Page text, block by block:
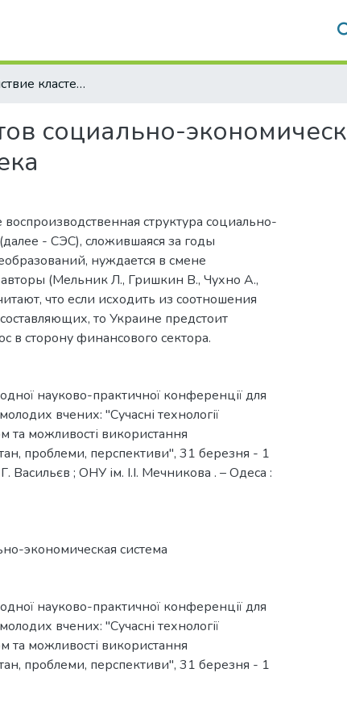
Взаимодействие кластеров и сегментов социально-экономической системы при воспроизводстве человека
социально-
структура социально-
- СЭС), сложившаяся за годы
нуждается в смене
(Мельник Л., Гришкин В., Чухно А.,
что если исходить из соотношения
то Украине предстоит
в сторону финансового сектора.
науково-практичної конференції для
вчених: "Сучасні технології
та можливості використання
проблеми, перспективи", 31 березня - 1
Васильєв ; ОНУ ім. І.І. Мечникова . – Одеса :
экономическая система
науково-практичної конференції для
вчених: "Сучасні технології
та можливості використання
проблеми, перспективи", 31 березня - 1